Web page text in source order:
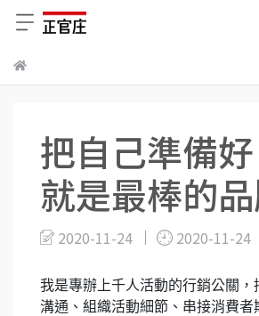
把自己準備
就是最棒的
2020-11-24 2020-11-24
我是專辦上千人活動的行銷公關，
溝通、組織活動細節、串接消費者